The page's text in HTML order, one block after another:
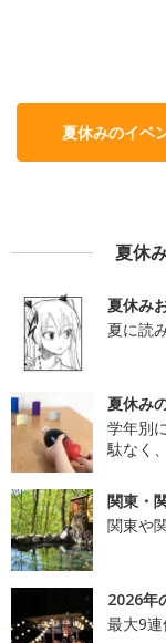
夏休みのイベ
夏休
夏休み
夏に読
夏休み
学年別
駄なく
関東・
関東や
2026年
最大9